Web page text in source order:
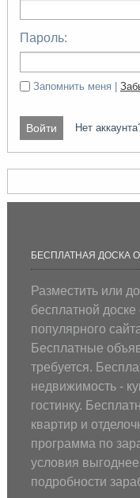
Пароль:
Запомнить меня |
Нет
БЕСПЛАТНАЯ ДОСКА
Разместить или
бесплатной
популярного
Бесплатные
требуется.
недвижимость -
гостинку.
квартир и
программа по
условия
подробности